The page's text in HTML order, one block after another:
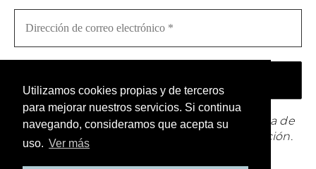
Utilizamos cookies propias y de terceros
para mejorar nuestros servicios. Si continua
navegando, consideramos que acepta su
uso. Ver más
¡No hacemos spam! Lee nuestra [link]política de
privacidad[/link] para obtener más información.